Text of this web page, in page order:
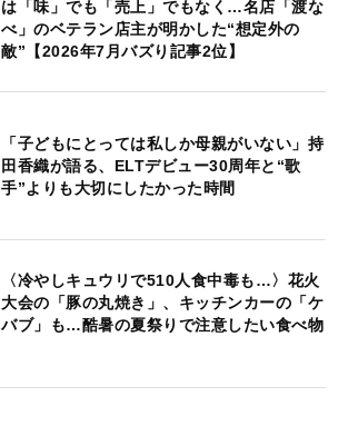
は「味」でも「売上」でもなく…名店「渡な
べ」のベテラン店主が明かした“想定外の
敵”【2026年7月バズり記事2位】
「子どもにとっては私しか母親がいない」持
田香織が語る、ELTデビュー30周年と“歌
手”よりも大切にしたかった時間
〈冷やしキュウリで510人食中毒も…〉花火
大会の「豚の丸焼き」、キッチンカーの「ケ
バブ」も…酷暑の夏祭りで注意したい食べ物